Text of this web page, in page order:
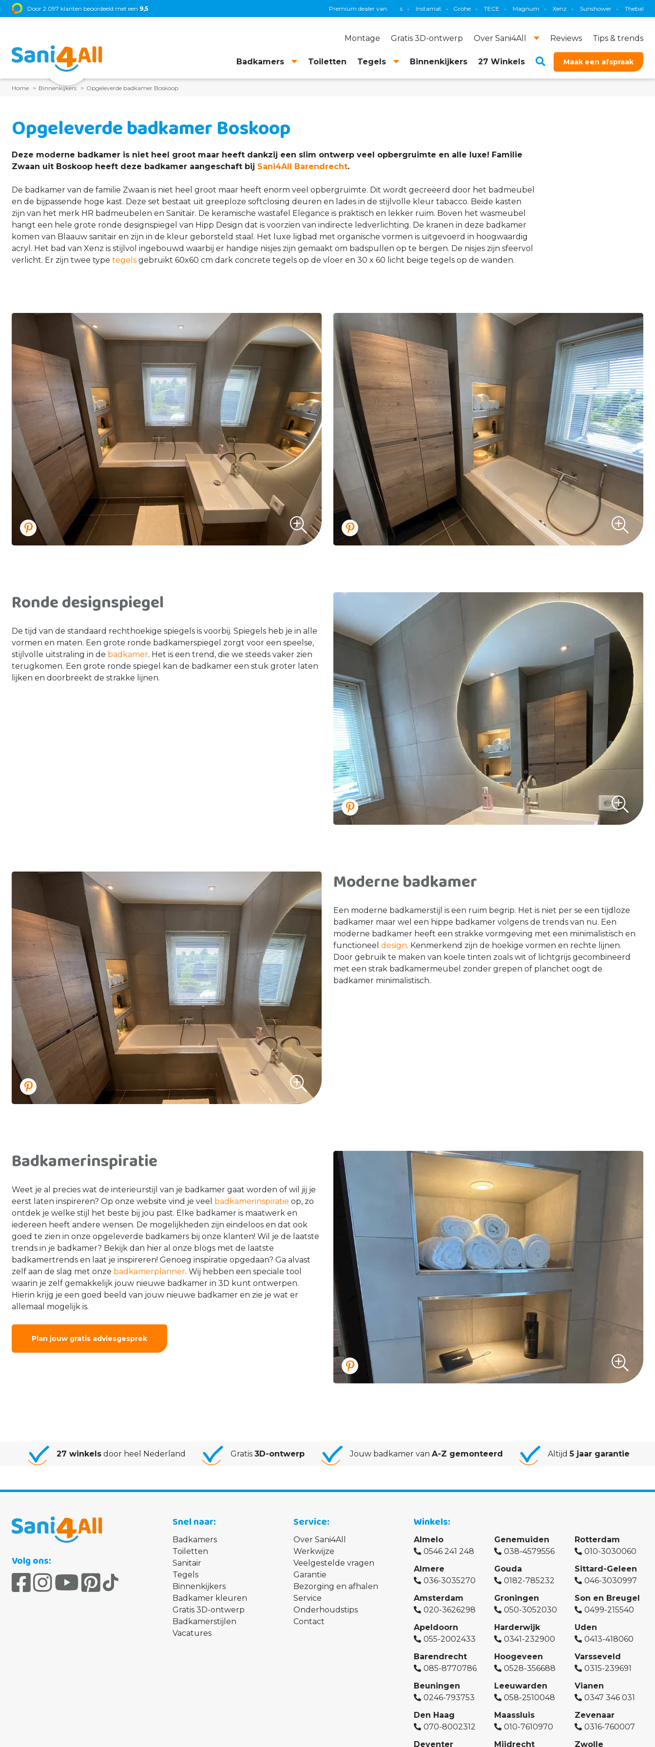
Door 2.097 klanten beoordeeld met een 9,5 Premium dealer van:Grohe • TECE • Magnum • Xenz • Sunshower Thebalux • Brauer
Montage Gratis 3D-ontwerp Over Sani4All Reviews Tips & trends
Badkamers Toiletten Tegels Binnenkijkers 27 Winkels Maak een afspraak
Home Binnenkijkers Opgeleverde badkamer Boskoop
Opgeleverde badkamer Boskoop
Deze moderne badkamer is niet heel groot maar heeft dankzij een slim ontwerp veel opbergruimte en alle luxe! Familie
Zwaan uit Boskoop heeft deze badkamer aangeschaft bij Sani4All Barendrecht.
De badkamer van de familie Zwaan is niet heel groot maar heeft enorm veel opbergruimte. Dit wordt gecreëerd door het badmeubel
en de bijpassende hoge kast. Deze set bestaat uit greeploze softclosing deuren en lades in de stijlvolle kleur tabacco. Beide kasten
zijn van het merk HR badmeubelen en Sanitair. De keramische wastafel Elegance is praktisch en lekker ruim. Boven het wasmeubel
hangt een hele grote ronde designspiegel van Hipp Design dat is voorzien van indirecte ledverlichting. De kranen in deze badkamer
komen van Blaauw sanitair en zijn in de kleur geborsteld staal. Het luxe ligbad met organische vormen is uitgevoerd in hoogwaardig
acryl. Het bad van Xenz is stijlvol ingebouwd waarbij er handige nisjes zijn gemaakt om badspullen op te bergen. De nisjes zijn sfeervol
verlicht. Er zijn twee type tegels gebruikt 60x60 cm dark concrete tegels op de vloer en 30 x 60 licht beige tegels op de wanden.
Ronde designspiegel
De tijd van de standaard rechthoekige spiegels is voorbij. Spiegels heb je in alle
vormen en maten. Een grote ronde badkamerspiegel zorgt voor een speelse,
stijlvolle uitstraling in de badkamer. Het is een trend, die we steeds vaker zien
terugkomen. Een grote ronde spiegel kan de badkamer een stuk groter laten
lijken en doorbreekt de strakke lijnen.
Moderne badkamer
Een moderne badkamerstijl is een ruim begrip. Het is niet per se een tijdloze
badkamer maar wel een hippe badkamer volgens de trends van nu. Een
moderne badkamer heeft een strakke vormgeving met een minimalistisch en
functioneel design. Kenmerkend zijn de hoekige vormen en rechte lijnen.
Door gebruik te maken van koele tinten zoals wit of lichtgrijs gecombineerd
met een strak badkamermeubel zonder grepen of planchet oogt de
badkamer minimalistisch.
Badkamerinspiratie
Weet je al precies wat de interieurstijl van je badkamer gaat worden of wil jij je
eerst laten inspireren? Op onze website vind je veel badkamerinspiratie op, zo
ontdek je welke stijl het beste bij jou past. Elke badkamer is maatwerk en
iedereen heeft andere wensen. De mogelijkheden zijn eindeloos en dat ook
goed te zien in onze opgeleverde badkamers bij onze klanten! Wil je de laatste
trends in je badkamer? Bekijk dan hier al onze blogs met de laatste
badkamertrends en laat je inspireren! Genoeg inspiratie opgedaan? Ga alvast
zelf aan de slag met onze badkamerplanner. Wij hebben een speciale tool
waarin je zelf gemakkelijk jouw nieuwe badkamer in 3D kunt ontwerpen.
Hierin krijg je een goed beeld van jouw nieuwe badkamer en zie je wat er
allemaal mogelijk is.
Plan jouw gratis adviesgesprek
27 winkels door heel Nederland Gratis3D-ontwerp Jouw badkamer van A-Z gemonteerd Altijd5 jaar garantie
Volg ons:
Snel naar
Badkamers
Toiletten
Sanitair
Tegels
Binnenkijkers
Badkamer kleuren
Gratis 3D-ontwerp
Badkamerstijlen
Vacatures
Service
Over Sani4All
Werkwijze
Veelgestelde vragen
Garantie
Bezorging en afhalen
Service
Onderhoudstips
Contact
Winkels
Almelo
0546 241 248
Almere
036-3035270
Amsterdam
020-3626298
Apeldoorn
055-2002433
Barendrecht
085-8770786
Beuningen
0246-793753
Den Haag
070-8002312
Deventer
Genemuiden
038-4579556
Gouda
0182-785232
Groningen
050-3052030
Harderwijk
0341-232900
Hoogeveen
0528-356688
Leeuwarden
058-2510048
Maassluis
010-7610970
Mijdrecht
Rotterdam
010-3030060
Sittard-Geleen
046-3030997
Son en Breugel
0499-215540
Uden
0413-418060
Varsseveld
0315-239691
Vianen
0347 346 031
Zevenaar
0316-760007
Zwolle